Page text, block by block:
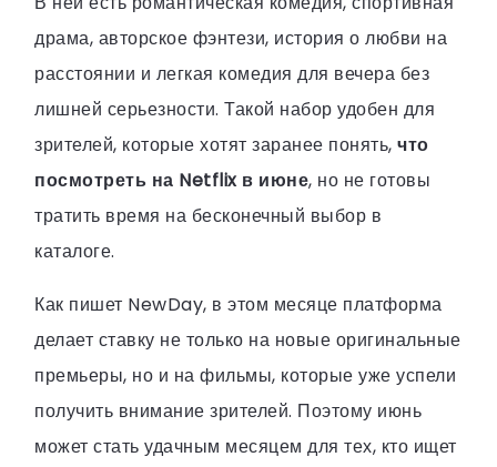
драма, авторское фэнтези, история о любви на
расстоянии и легкая комедия для вечера без
лишней серьезности. Такой набор удобен для
зрителей, которые хотят заранее понять, что
посмотреть на Netflix в июне, но не готовы
тратить время на бесконечный выбор в
каталоге.
Как пишет NewDay, в этом месяце платформа
делает ставку не только на новые оригинальные
премьеры, но и на фильмы, которые уже успели
получить внимание зрителей. Поэтому июнь
может стать удачным месяцем для тех, кто ищет